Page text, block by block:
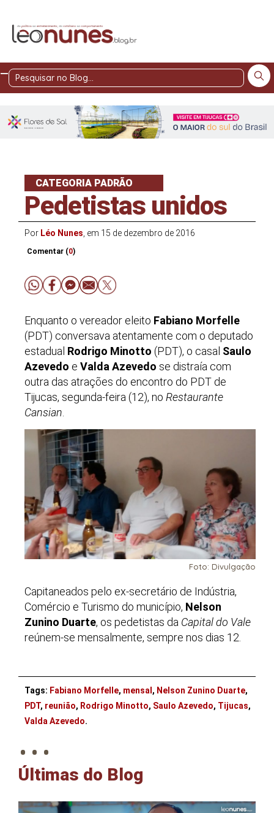
Pesquisar
Blog
CATEGORIA PADRÃO
Pedetistas unidos
Por Léo Nunes , em 15 de dezembro de 2016
Comentar (0)
Enquanto o vereador eleito Fabiano Morfelle
(PDT) conversava atentamente com o deputado
estadual Rodrigo Minotto (PDT), o casal Saulo
Azevedo e Valda Azevedo se distraía com
outra das atrações do encontro do PDT de
Tijucas, segunda-feira (12), no Restaurante
Cansian
Foto: Divulgação
Capitaneados pelo ex-secretário de Indústria,
Comércio e Turismo do município, Nelson
Zunino Duarte, os pedetistas da Capital do Vale
reúnem-se mensalmente, sempre nos dias 12.
Tags: Fabiano Morfelle, mensal , Nelson Zunino Duarte,
PDT, reunião, Rodrigo Minotto, Saulo Azevedo, Tijucas,
Valda Azevedo.
. . .
Últimas do Blog